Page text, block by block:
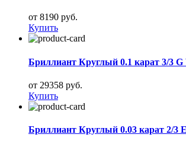
от 8190 руб.
Купить
Бриллиант Круглый 0.1 карат 3/3 G
от 29358 руб.
Купить
Бриллиант Круглый 0.03 карат 2/3